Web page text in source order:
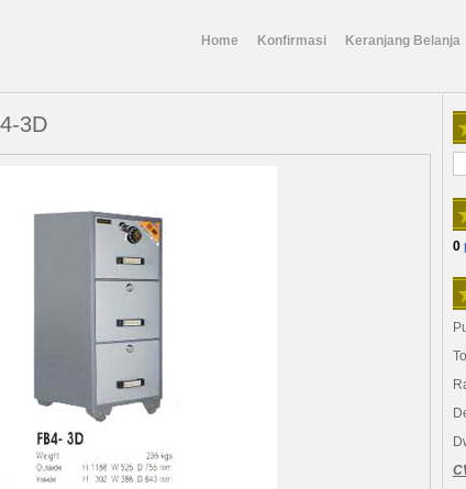
Home Konfirmasi Keranjang Belanja
3D
0